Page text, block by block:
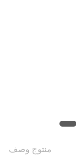
منتوج وصف